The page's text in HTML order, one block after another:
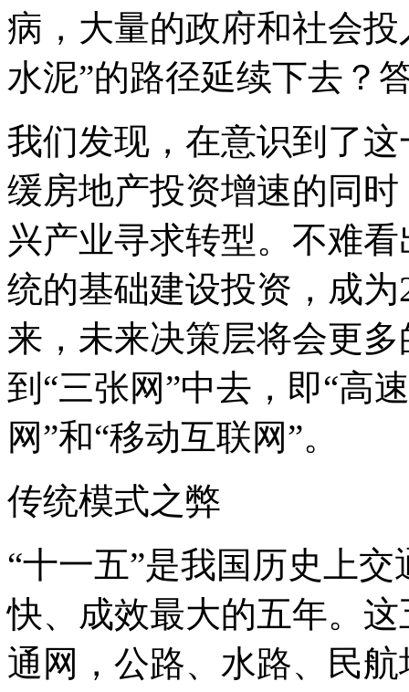
病，大量的政府和社会
水泥”的路径延续下去？
我们发现，在意识到了
缓房地产投资增速的同
兴产业寻求转型。不难
统的基础建设投资，成
来，未来决策层将会更
到“三张网”中去，即“高
网”和“移动互联网”。
传统模式之弊
“十一五”是我国历史上
快、成效最大的五年。
通网，公路、水路、民